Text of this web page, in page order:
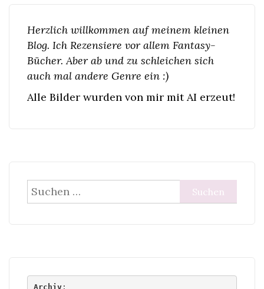
Herzlich willkommen auf meinem kleinen
Blog. Ich Rezensiere vor allem Fantasy-
Bücher. Aber ab und zu schleichen sich
auch mal andere Genre ein :)
Alle Bilder wurden von mir mit AI erzeut!
Suchen
nach:
Archiv: